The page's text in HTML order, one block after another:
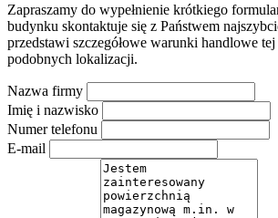
Zapraszamy do wypełnienie krótkiego
budynku skontaktuje się z Państwem
przedstawi szczegółowe warunki handlowe
podobnych lokalizacji.
Nazwa firmy
Imię i nazwisko
Numer telefonu
E-mail